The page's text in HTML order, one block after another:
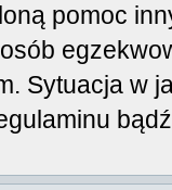
pomoc
Sytuacja w